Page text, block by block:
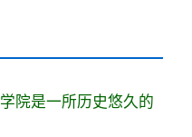
院是一所历史悠久的